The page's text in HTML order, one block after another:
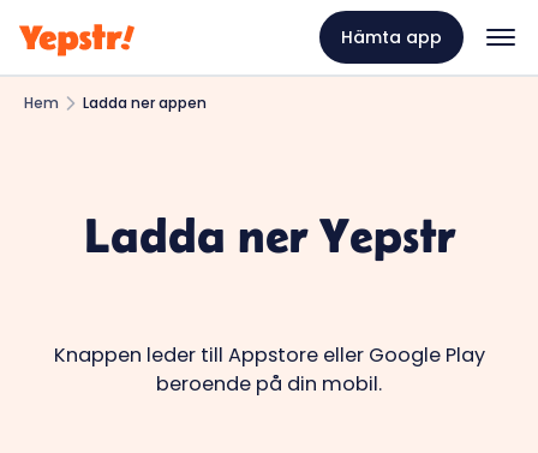
Hämta app
Hem Ladda ner appen
Ladda ner Yepstr
Knappen leder till Appstore eller Google Play
beroende på din mobil.